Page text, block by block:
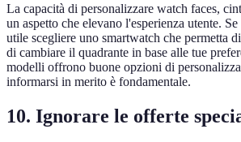
La capacità di personalizzare watch faces,
un aspetto che elevano l'esperienza utente.
utile scegliere uno smartwatch che permetta
di cambiare il quadrante in base alle tue
modelli offrono buone opzioni di
informarsi in merito è fondamentale.
10. Ignorare le offerte